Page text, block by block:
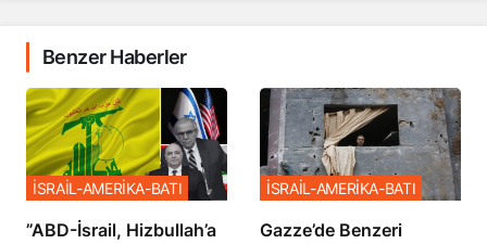
Benzer Haberler
​​​​​​​”ABD-İsrail, Hizbullah’a
İSRAİL-AMERİKA-BATI
​​​​​​​Gazze’de Benzeri
İSRAİL-AMERİKA-BATI